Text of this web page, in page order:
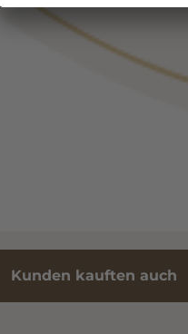
Kunden kauften auch